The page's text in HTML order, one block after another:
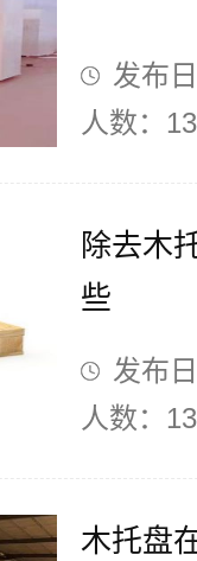
发布
人数：
除去木
些
发布
人数：
木托盘